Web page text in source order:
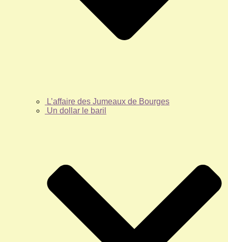
L’affaire des Jumeaux de Bourges
Un dollar le baril